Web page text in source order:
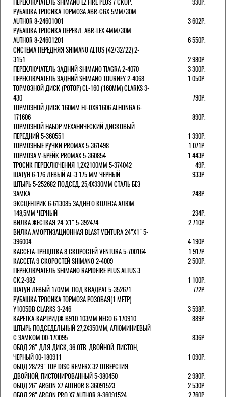
РУБАШКА ТРОСИКА ТОРМОЗА ABR-CGX 5MM/30M
AUTHOR 8-24601001
3 602Р.
РУБАШКА ТРОСИКА ПЕРЕКЛ. ABR-LEX 4MM/30M
AUTHOR 8-24601201
6 550Р.
СИСТЕМА ПЕРЕДНЯЯ SHIMANO ALTUS (42/32/22) 2-
3151
2 980Р.
ПЕРЕКЛЮЧАТЕЛЬ ЗАДНИЙ SHIMANO TIAGRA 2-4070
3 300Р.
ПЕРЕКЛЮЧАТЕЛЬ ЗАДНИЙ SHIMANO TOURNEY 2-4068
1 050Р.
ТОРМОЗНОЙ ДИСК (РОТОР) CL-160 (160ММ) CLARKS 3-
430
790Р.
ТОРМОЗНОЙ ДИСК 160ММ HJ-DXR1606 ALHONGA 6-
171606
890Р.
ТОРМОЗНОЙ НАБОР МЕХАНИЧЕСКИЙ ДИСКОВЫЙ
ПЕРЕДНИЙ 5-360551
1 390Р.
ТОРМОЗНЫЕ РУЧКИ PROMAX 5-361498
1 071Р.
ТОРМОЗА V-БРЕЙК PROMAX 5-360854
1 443Р.
ТРОСИК ПЕРЕКЛЮЧЕНИЯ 1,2Х2100ММ 5-374042
49Р.
ШАТУН 6-176 ЛЕВЫЙ AL-3 175 ММ ЧЕРНЫЙ
933Р.
ШТЫРЬ 5-252682 ПОДСЕД. 25,4Х330ММ СТАЛЬ БЕЗ
ЗАМКА
248Р.
ЭКСЦЕНТРИК 6-613085 ЗАДНЕГО КОЛЕСА АЛЮМ.
148,5ММ ЧЕРНЫЙ
234Р.
ВИЛКА ЖЕСТКАЯ 24"Х1" 5-392474
2 710Р.
ВИЛКА АМОРТИЗАЦИОННАЯ BLAST VENTURA 24"Х1" 5-
396004
4 190Р.
КАССЕТА-ТРЕЩОТКА 8 СКОРОСТЕЙ VENTURA 5-700164
1 917Р.
КАССЕТА 9 СКОРОСТЕЙ SHIMANO 2-4009
2 500Р.
ПЕРЕКЛЮЧАТЕЛЬ SHIMANO RAPIDFIRE PLUS ALTUS 3
СК.2-982
1 100Р.
ШАТУН ЛЕВЫЙ 170ММ, ПОД КВАДРАТ 5-352671
772Р.
РУБАШКА ТРОСИКА ТОРМОЗА РОЗОВАЯ(1 МЕТР)
Y1005DB CLARKS 3-246
3 598Р.
КАРЕТКА-КАРТРИДЖ B910 103ММ NECO 6-170910
889Р.
ШТЫРЬ ПОДСЕДЕЛЬНЫЙ 27,2Х350ММ, АЛЮМИНИЕВЫЙ
С ЗАМКОМ 00-170095
836Р.
ОБОД 26" ДЛЯ ДИСК, 36 ОТВ, ДВОЙНОЙ, ПИСТОН,
ЧЕРНЫЙ 00-180911
1 090Р.
ОБОД 28/29" TOP DISC REMERX 32 ОТВЕРСТИЯ,
ДВОЙНОЙ, ПИСТОНИРОВАННЫЙ 5-380450
2 980Р.
ОБОД 26" ARGON X7 AUTHOR 8-36091523
2 530Р.
ОБОД 26" ARGON PRO X7 AUTHOR 8-36091524
2 760Р.